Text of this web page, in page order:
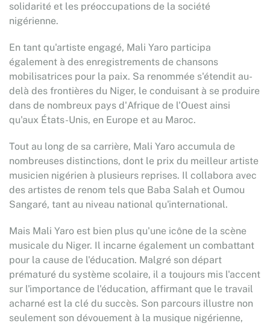
solidarité et les préoccupations de la société
nigérienne.
En tant qu'artiste engagé, Mali Yaro participa
également à des enregistrements de chansons
mobilisatrices pour la paix. Sa renommée s'étendit au-
delà des frontières du Niger, le conduisant à se produire
dans de nombreux pays d'Afrique de l'Ouest ainsi
qu'aux États-Unis, en Europe et au Maroc.
Tout au long de sa carrière, Mali Yaro accumula de
nombreuses distinctions, dont le prix du meilleur artiste
musicien nigérien à plusieurs reprises. Il collabora avec
des artistes de renom tels que Baba Salah et Oumou
Sangaré, tant au niveau national qu'international.
Mais Mali Yaro est bien plus qu'une icône de la scène
musicale du Niger. Il incarne également un combattant
pour la cause de l'éducation. Malgré son départ
prématuré du système scolaire, il a toujours mis l'accent
sur l'importance de l'éducation, affirmant que le travail
acharné est la clé du succès. Son parcours illustre non
seulement son dévouement à la musique nigérienne,